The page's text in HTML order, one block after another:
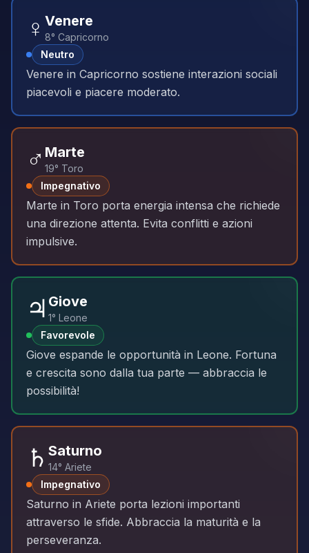
♀️ Venere
8° Capricorno
Neutro
Venere in Capricorno sostiene interazioni sociali
piacevoli e piacere moderato.
♂️ Marte
19° Toro
Impegnativo
Marte in Toro porta energia intensa che richiede
una direzione attenta. Evita conflitti e azioni
impulsive.
♃ Giove
1° Leone
Favorevole
Giove espande le opportunità in Leone. Fortuna
e crescita sono dalla tua parte — abbraccia le
possibilità!
♄ Saturno
14° Ariete
Impegnativo
Saturno in Ariete porta lezioni importanti
attraverso le sfide. Abbraccia la maturità e la
perseveranza.